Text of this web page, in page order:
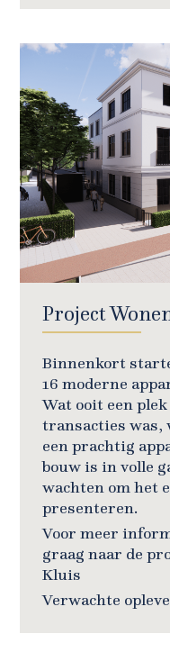
Project
Binnenkort
16 moderne
Wat ooit een
transacties was,
een prachtig
bouw is in volle
wachten om het
presenteren.
Voor meer
graag naar de
Kluis
Verwachte